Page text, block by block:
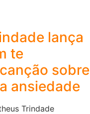
lança
te
sobre
ansiedade
Trindade